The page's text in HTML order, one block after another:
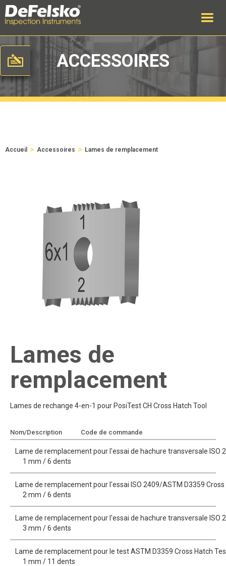
ACCESSOIRES
Accueil > Accessoires > Lames de remplacement
Lames de
remplacement
Lames de rechange 4-en-1 pour PosiTest CH Cross Hatch Tool
Nom/Description Code de commande
Lame de remplacement pour l'essai de hachure transversale ISO
1 mm / 6 dents
Lame de remplacement pour l'essai ISO 2409/ASTM D3359
2 mm / 6 dents
Lame de remplacement pour l'essai de hachure transversale ISO
3 mm / 6 dents
Lame de remplacement pour le test ASTM D3359 Cross Hatch
1 mm / 11 dents